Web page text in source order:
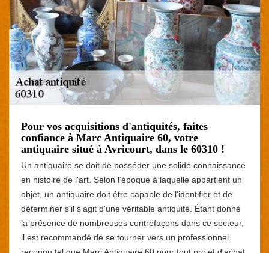
Pour vos acquisitions d'antiquités, faites
confiance à Marc Antiquaire 60, votre
antiquaire situé à Avricourt, dans le 60310 !
Un antiquaire se doit de posséder une solide connaissance
en histoire de l'art. Selon l'époque à laquelle appartient un
objet, un antiquaire doit être capable de l'identifier et de
déterminer s'il s'agit d'une véritable antiquité. Étant donné
la présence de nombreuses contrefaçons dans ce secteur,
il est recommandé de se tourner vers un professionnel